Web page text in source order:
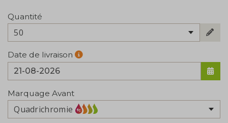
Quantité
50
Date de livraison
Marquage Avant
Quadrichromie